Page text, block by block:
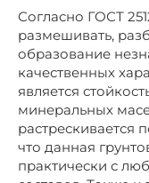
Согласно ГОСТ
размешивать,
образование
качественных
является
минеральных
растрескивается
что данная
практически с